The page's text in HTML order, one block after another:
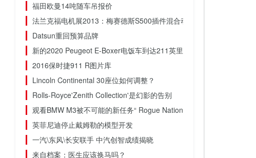
福田欧曼14吨随车吊报价
法兰克福电机展2013：梅赛德斯S500插件混合动力车
Datsun重回预算品牌
新的2020 Peugeot E-Boxer电饭车到达211英里范围
2016保时捷911 R图片库
Lincoln Continental 30座位如何调整？
Rolls-Royce'Zenith Collection'是幻影的告别
观看BMW M3被不可能的新任务“ Rogue Nation”压死[视频]
英菲尼迪停止戴姆勒的模型开发
一汽\东风\长安联手 中汽创智成绩揭晓
来自档案：医生应该换马吗？